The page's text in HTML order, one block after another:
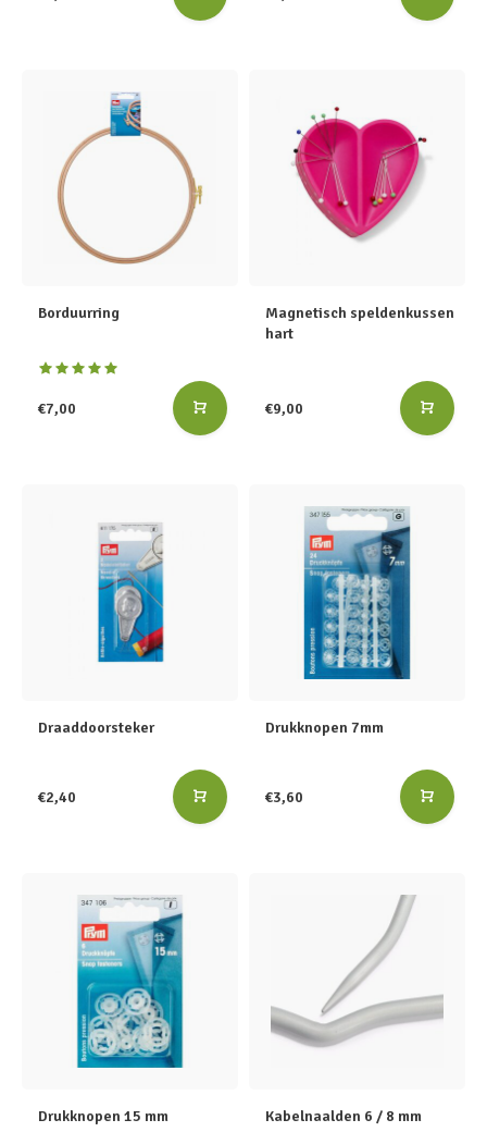
Borduurring
€7,00
Magnetisch speldenkussen
hart
€9,00
Draaddoorsteker
€2,40
Drukknopen 7mm
€3,60
Drukknopen 15 mm Kabelnaalden 6 / 8 mm